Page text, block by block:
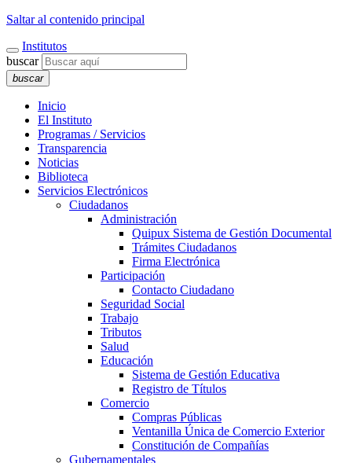
Saltar al contenido principal
Institutos
buscar
buscar
Inicio
El Instituto
Programas / Servicios
Transparencia
Noticias
Biblioteca
Servicios Electrónicos
Ciudadanos
Administración
Quipux Sistema de Gestión Documental
Trámites Ciudadanos
Firma Electrónica
Participación
Contacto Ciudadano
Seguridad Social
Trabajo
Tributos
Salud
Educación
Sistema de Gestión Educativa
Registro de Títulos
Comercio
Compras Públicas
Ventanilla Única de Comercio Exterior
Constitución de Compañías
Gubernamentales